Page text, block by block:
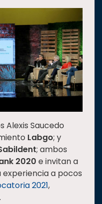
Alexis Saucedo
Labgo; y
; ambos
2020 e invitan a
experiencia a pocos
2021,